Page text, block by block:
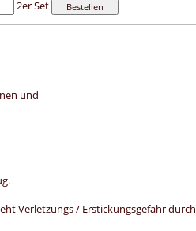
2er Set
und
Verletzungs / Erstickungsgefahr durch